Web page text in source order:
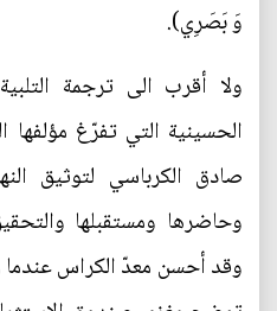
وَ بَصَرِي).
ولا أقرب الى ترجمة
الحسينية التي تفرّغ
صادق الكرباسي لتوثيق
وحاضرها ومستقبلها
وقد أحسن معدّ الكراس